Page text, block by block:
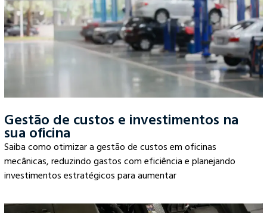
Gestão de custos e investimentos na
sua oficina
Saiba como otimizar a gestão de custos em oficinas
mecânicas, reduzindo gastos com eficiência e planejando
investimentos estratégicos para aumentar